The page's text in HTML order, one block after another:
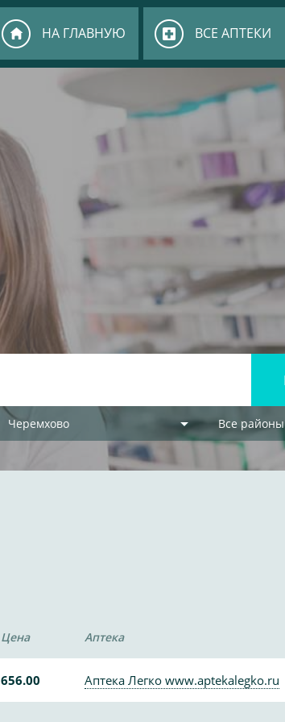
НА ГЛАВНУЮ ВСЕ АПТЕКИ
Черемхово Все районы
Цена Аптека
656.00 Аптека Легко www.aptekalegko.ru